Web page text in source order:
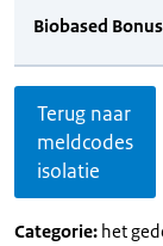
Biobased
Terug naar
meldcodes
isolatie
Categorie: het